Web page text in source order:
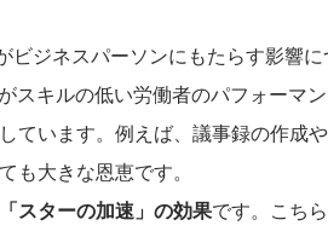
ビジネスパーソンにもたらす影響
スキルの低い労働者のパフォーマ
ています。例えば、議事録の作成
も大きな恩恵です。
「スターの加速」の効果です。こち